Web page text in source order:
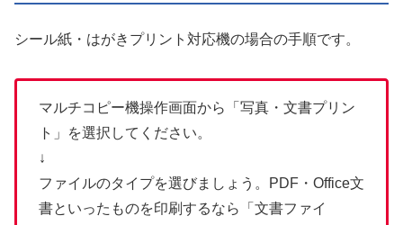
シール紙・はがきプリント対応機の場合の手順です。
マルチコピー機操作画面から「写真・文書プリン
ト」を選択してください。
↓
ファイルのタイプを選びましょう。PDF・Office文
書といったものを印刷するなら「文書ファイ